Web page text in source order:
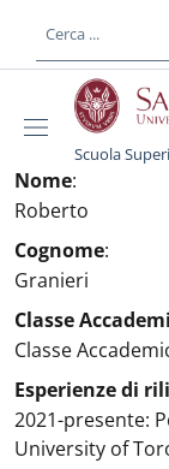
al
Scuola
Nome:
Roberto
Cognome:
Granieri
Classe
Classe
Esperienze di
2021-presente:
University of